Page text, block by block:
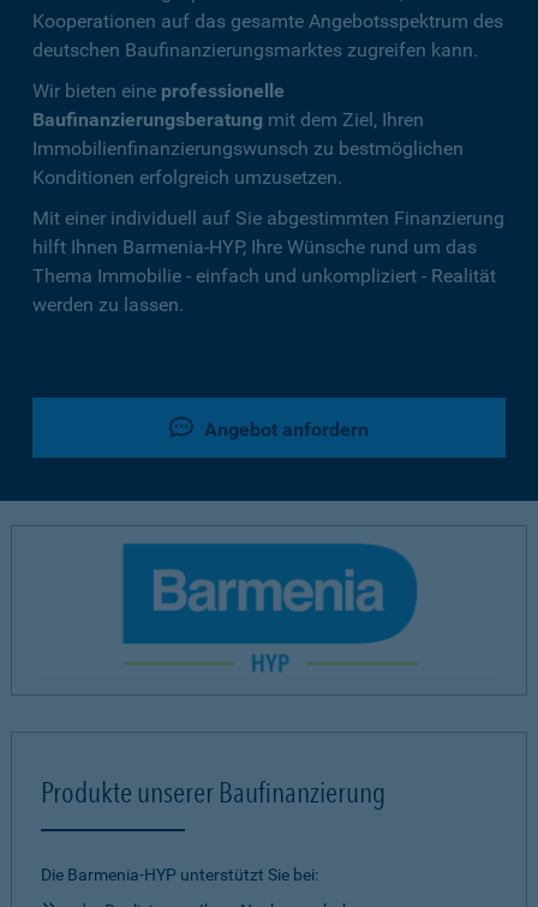
Kooperationen auf das gesamte Angebotsspektrum des
deutschen Baufinanzierungsmarktes zugreifen kann.
Wir bieten eine professionelle
Baufinanzierungsberatung mit dem Ziel, Ihren
Immobilienfinanzierungswunsch zu bestmöglichen
Konditionen erfolgreich umzusetzen.
Mit einer individuell auf Sie abgestimmten Finanzierung
hilft Ihnen Barmenia-HYP, Ihre Wünsche rund um das
Thema Immobilie - einfach und unkompliziert - Realität
werden zu lassen.
Angebot anfordern
Produkte unserer Baufinanzierung
Die Barmenia-HYP unterstützt Sie bei: